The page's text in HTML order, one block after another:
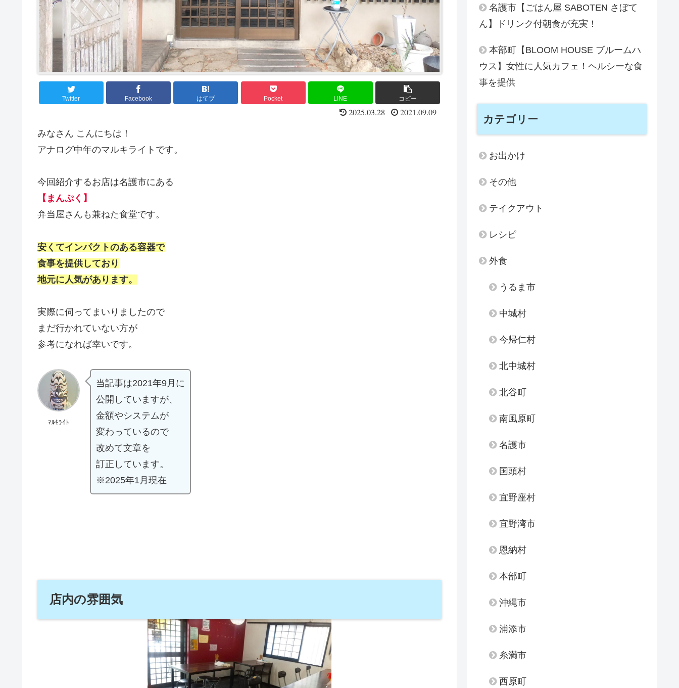
Twitter Facebook はてブ Pocket LINE コピー
2025.03.28 2021.09.09
みなさん こんにちは！
アナログ中年のマルキライトです。
今回紹介するお店は名護市にある
【まんぷく】
弁当屋さんも兼ねた食堂です。
安くてインパクトのある容器で
食事を提供しており
地元に人気があります。
実際に伺ってまいりましたので
まだ行かれていない方が
参考になれば幸いです。
ﾏﾙｷﾗｲﾄ
当記事は2021年9月に
公開していますが、
金額やシステムが
変わっているので
改めて文章を
訂正しています。
※2025年1月現在
店内の雰囲気
名護市【ごはん屋 SABOTEN さぼて
ん】ドリンク付朝食が充実！
本部町【BLOOM HOUSE ブルームハ
ウス】女性に人気カフェ！ヘルシーな食
事を提供
カテゴリー
お出かけ
その他
テイクアウト
レシピ
外食
うるま市
中城村
今帰仁村
北中城村
北谷町
南風原町
名護市
国頭村
宜野座村
宜野湾市
恩納村
本部町
沖縄市
浦添市
糸満市
西原町